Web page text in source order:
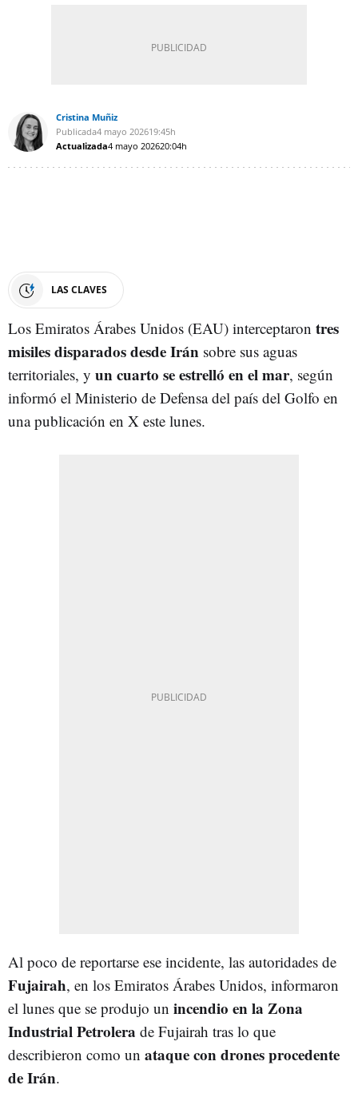
Cristina Muñiz
Publicada4 mayo 202619:45h
Actualizada4 mayo 202620:04h
LAS CLAVES
Los Emiratos Árabes Unidos (EAU) interceptaron tres
misiles disparados desde Irán sobre sus aguas
territoriales, y un cuarto se estrelló en el mar, según
informó el Ministerio de Defensa del país del Golfo en
una publicación en X este lunes.
Al poco de reportarse ese incidente, las autoridades de
Fujairah, en los Emiratos Árabes Unidos, informaron
el lunes que se produjo un incendio en la Zona
Industrial Petrolera de Fujairah tras lo que
describieron como un ataque con drones procedente
de Irán.